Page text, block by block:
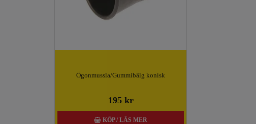
Ögonmussla/Gummibälg konisk
195 kr
KÖP / LÄS MER